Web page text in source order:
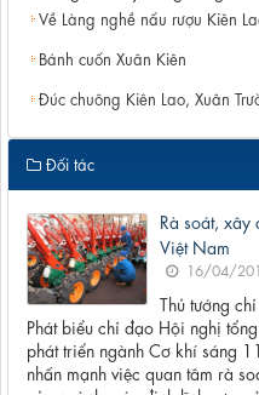
Về Làng nghề nấu rượu Kiên
Bánh cuốn Xuân Kiên
Đúc chuông Kiên Lao, Xuân
Đối tác
Rà soát, xây
Việt Nam
16/04/
Thủ tướng
Phát biểu chỉ đạo Hội nghị
phát triển ngành Cơ khí sáng
nhấn mạnh việc quan tâm rà